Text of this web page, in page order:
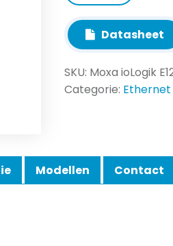
Datasheet
SKU: Moxa ioLogik
Categorie:
Modellen Contact